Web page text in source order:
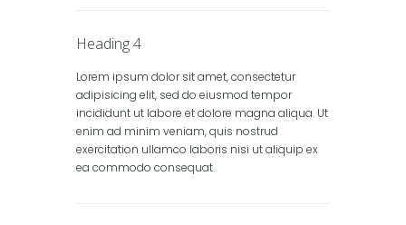
Heading 4
Lorem ipsum dolor sit amet, consectetur
adipisicing elit, sed do eiusmod tempor
incididunt ut labore et dolore magna aliqua. Ut
enim ad minim veniam, quis nostrud
exercitation ullamco laboris nisi ut aliquip ex
ea commodo consequat.